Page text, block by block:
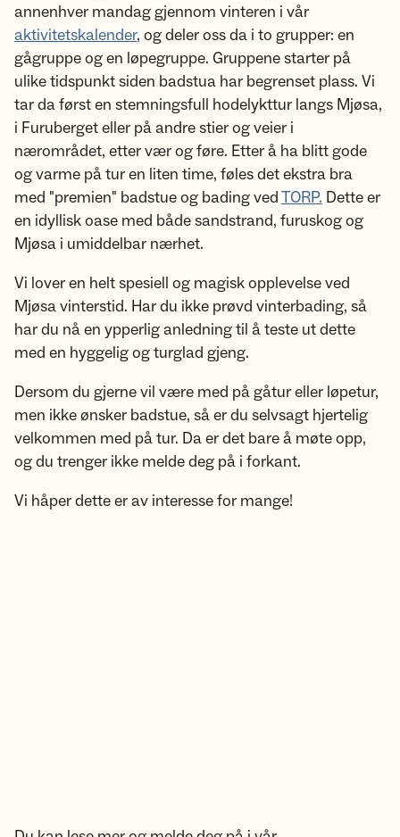
annenhver mandag gjennom vinteren i vår
aktivitetskalender, og deler oss da i to grupper: en
gågruppe og en løpegruppe. Gruppene starter på
ulike tidspunkt siden badstua har begrenset plass. Vi
tar da først en stemningsfull hodelykttur langs Mjøsa,
i Furuberget eller på andre stier og veier i
nærområdet, etter vær og føre. Etter å ha blitt gode
og varme på tur en liten time, føles det ekstra bra
med "premien" badstue og bading vedTORP. Dette er
en idyllisk oase med både sandstrand, furuskog og
Mjøsa i umiddelbar nærhet.
Vi lover en helt spesiell og magisk opplevelse ved
Mjøsa vinterstid. Har du ikke prøvd vinterbading, så
har du nå en ypperlig anledning til å teste ut dette
med en hyggelig og turglad gjeng.
Dersom du gjerne vil være med på gåtur eller løpetur,
men ikke ønsker badstue, så er du selvsagt hjertelig
velkommen med på tur. Da er det bare å møte opp,
og du trenger ikke melde deg på i forkant.
Vi håper dette er av interesse for mange!